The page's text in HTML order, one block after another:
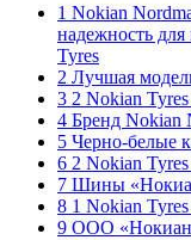
1 Nokian
надежность
Tyres
2 Лучшая
3 2 Nokian
4 Бренд Nokian
5 Черно-белые
6 2 Nokian
7 Шины
8 1 Nokian
9 ООО